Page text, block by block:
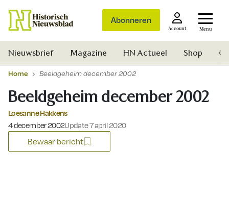
Abonneren
Account Menu
Nieuwsbrief Magazine HN Actueel Shop
Home Beeldgeheim december 2002
Beeldgeheim december 2002
Loesanne Hakkens
Gepubliceerd op:
4 december 2002Update 7 april 2020
Bewaar bericht